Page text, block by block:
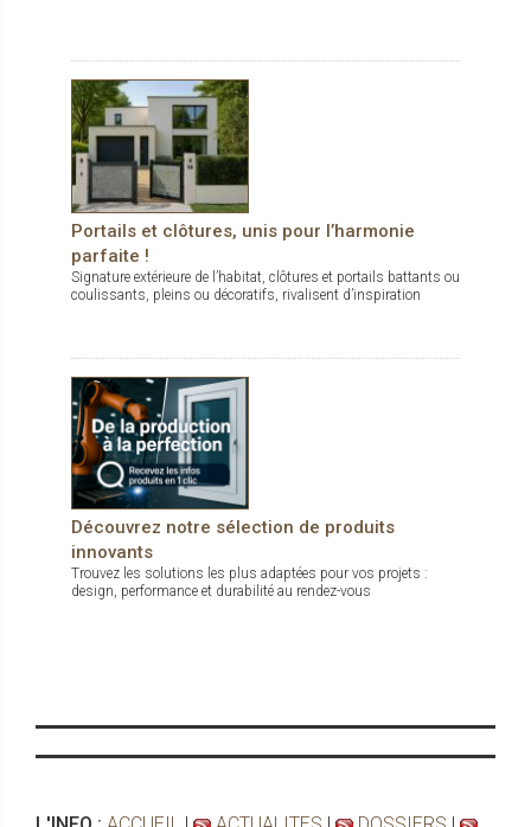
Portails et clôtures, unis pour l’harmonie
parfaite !
Signature extérieure de l’habitat, clôtures et portails battants ou
coulissants, pleins ou décoratifs, rivalisent d’inspiration
Découvrez notre sélection de produits
innovants
Trouvez les solutions les plus adaptées pour vos projets :
design, performance et durabilité au rendez-vous